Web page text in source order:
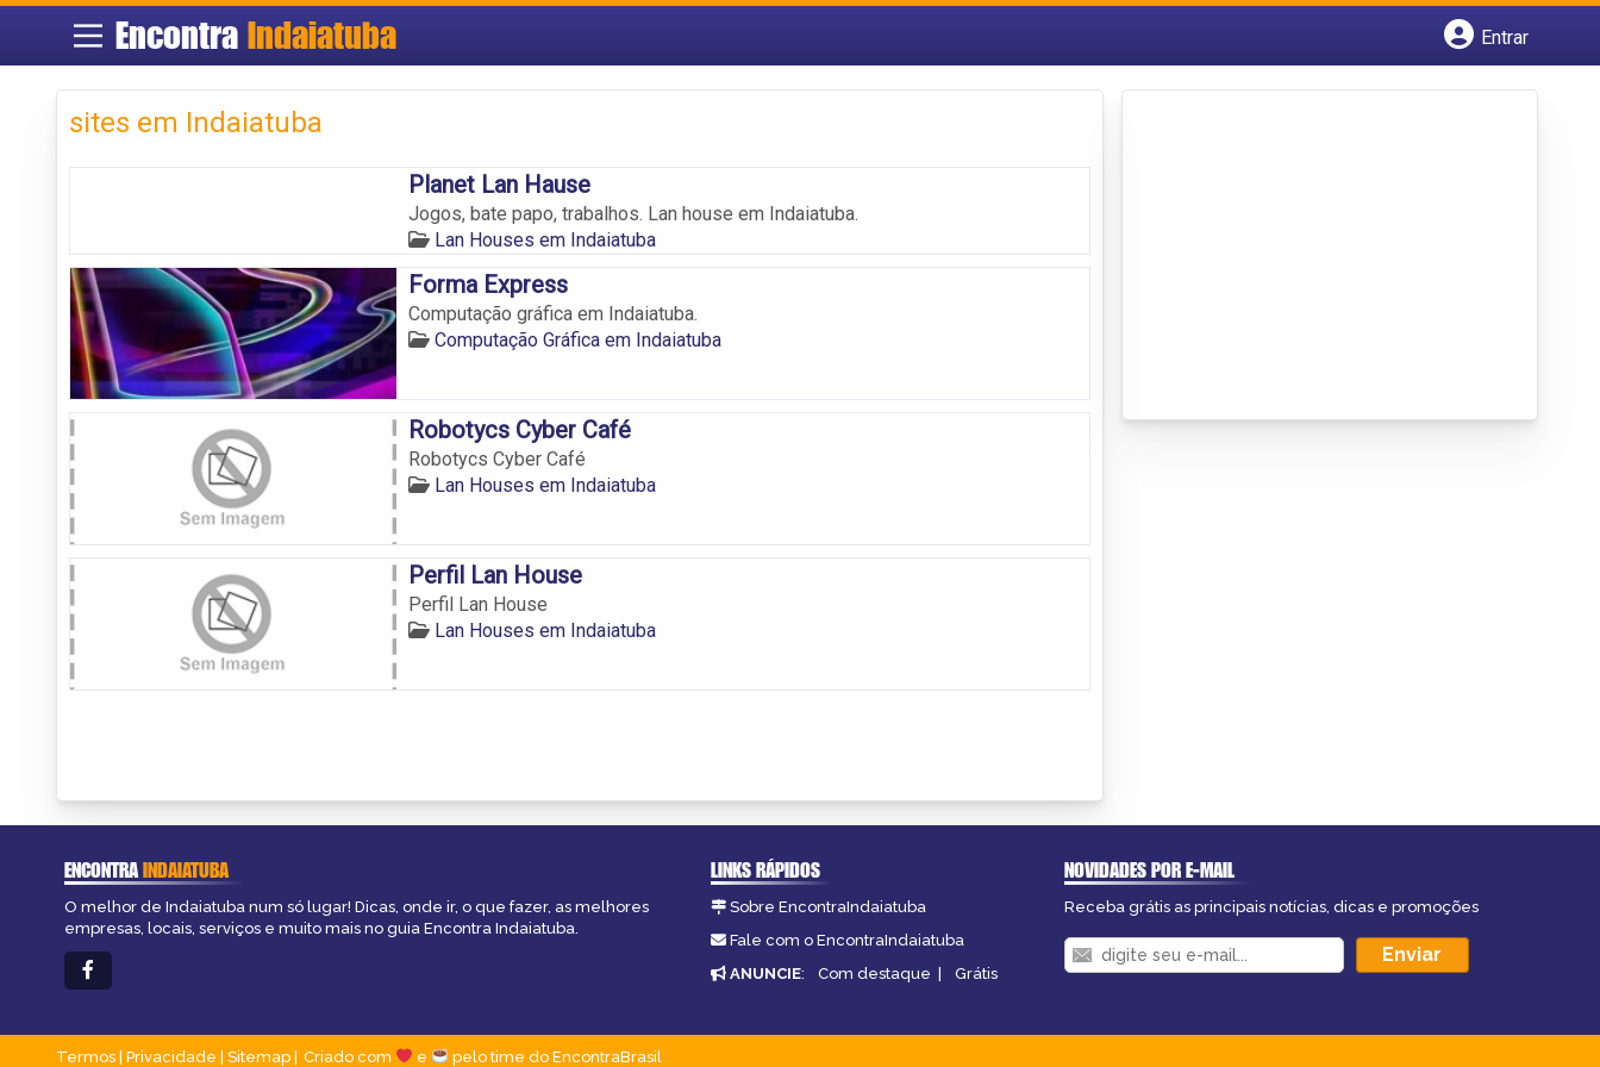
EncontraIndaiatuba
Entrar
sites em Indaiatuba
Planet Lan Hause
Jogos, bate papo, trabalhos. Lan house em Indaiatuba.
Lan Houses em Indaiatuba
Forma Express
Computação gráfica em Indaiatuba.
Computação Gráfica em Indaiatuba
Robotycs Cyber Café
Robotycs Cyber Café
Lan Houses em Indaiatuba
Perfil Lan House
Perfil Lan House
Lan Houses em Indaiatuba
ENCONTRAINDAIATUBA
O melhor de Indaiatuba num só lugar! Dicas, onde ir, o que fazer, as melhores
empresas, locais, serviços e muito mais no guia Encontra Indaiatuba.
LINKS RÁPIDOS
Sobre EncontraIndaiatuba
Fale com o EncontraIndaiatuba
ANUNCIE: Com destaque | Grátis
NOVIDADES POR E-MAIL
Receba grátis as principais notícias, dicas e promoções
Termos Privacidade Sitemap Criado com e pelo time do EncontraBrasil